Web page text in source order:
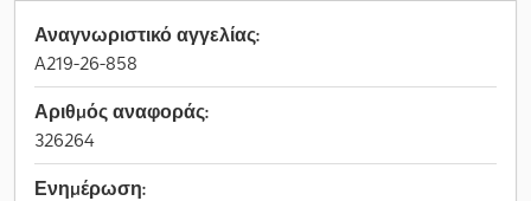
Αναγνωριστικό αγγελίας:
A219-26-858
Αριθμός αναφοράς:
326264
Ενημέρωση: